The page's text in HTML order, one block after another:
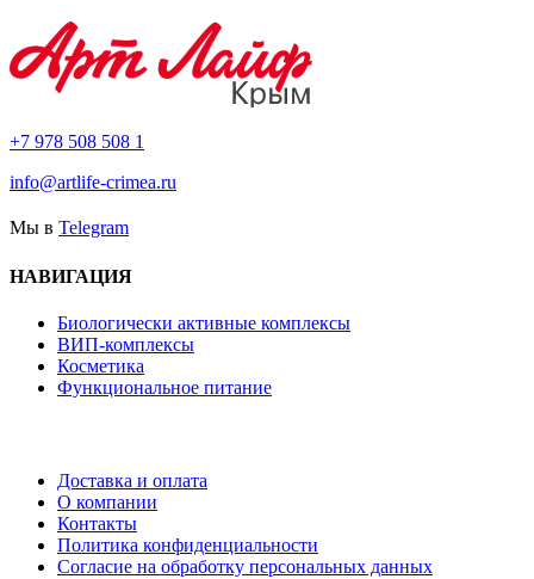
+7 978 508 508 1
info@artlife-crimea.ru
Мы в Telegram
НАВИГАЦИЯ
Биологически активные комплексы
ВИП-комплексы
Косметика
Функциональное питание
Доставка и оплата
О компании
Контакты
Политика конфиденциальности
Согласие на обработку персональных данных